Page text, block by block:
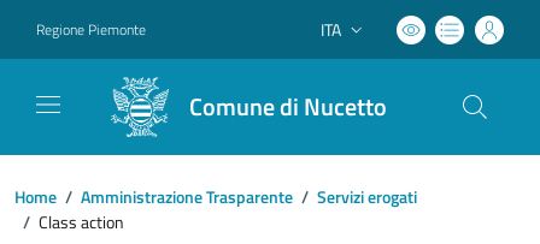
Regione Piemonte Lingua attiva:
ITA
Comune di Nucetto
Home / Amministrazione Trasparente / Servizi erogati
/ Class action